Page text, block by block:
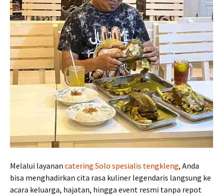
Melalui layanan catering Solo spesialis tengkleng, Anda
bisa menghadirkan cita rasa kuliner legendaris langsung ke
acara keluarga, hajatan, hingga event resmi tanpa repot